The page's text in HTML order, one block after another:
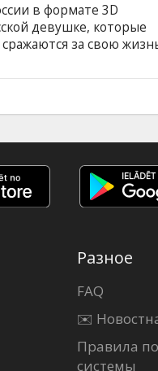
в формате 3D
девушке, которые
за свою
Chris Gorak
языке с субтитрами
Разное
FAQ
✉️
Правила
системы